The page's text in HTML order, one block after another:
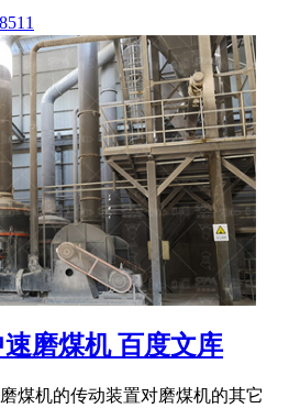
磨煤机 百度文库
煤机的传动装置对磨煤机的其它